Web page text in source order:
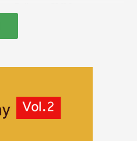
приложений Золотая
performance-агентств
Единые Рейтинги